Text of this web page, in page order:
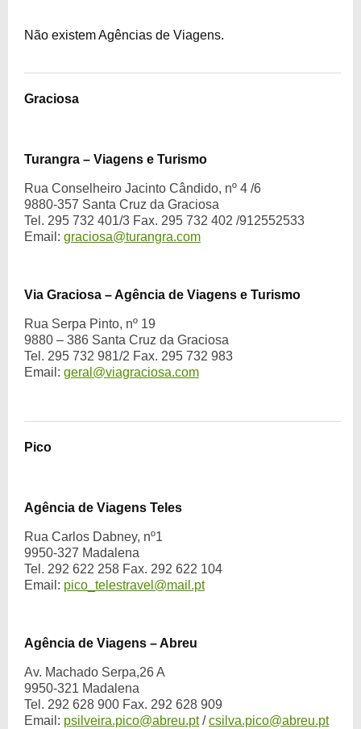
Não existem Agências de Viagens.
Graciosa
Turangra – Viagens e Turismo
Rua Conselheiro Jacinto Cândido, nº 4 /6
9880-357 Santa Cruz da Graciosa
Tel. 295 732 401/3 Fax. 295 732 402 /912552533
Email: graciosa@turangra.com
Via Graciosa – Agência de Viagens e Turismo
Rua Serpa Pinto, nº 19
9880 – 386 Santa Cruz da Graciosa
Tel. 295 732 981/2 Fax. 295 732 983
Email: geral@viagraciosa.com
Pico
Agência de Viagens Teles
Rua Carlos Dabney, nº1
9950-327 Madalena
Tel. 292 622 258 Fax. 292 622 104
Email: pico_telestravel@mail.pt
Agência de Viagens – Abreu
Av. Machado Serpa,26 A
9950-321 Madalena
Tel. 292 628 900 Fax. 292 628 909
Email: psilveira.pico@abreu.pt/csilva.pico@abreu.pt